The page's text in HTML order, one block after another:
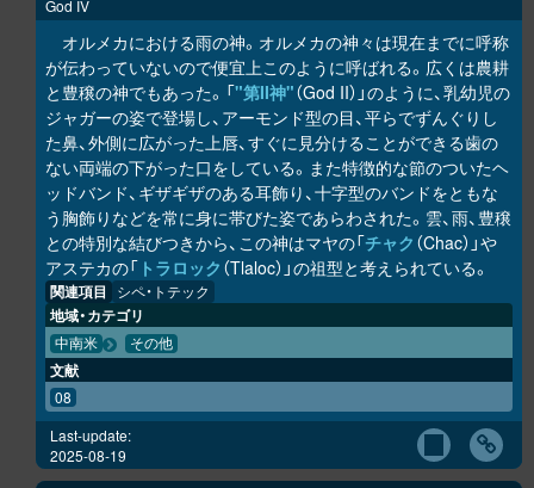
God IV
オルメカにおける雨の神。オルメカの神々は現在までに呼称
が伝わっていないので便宜上このように呼ばれる。広くは農耕
と豊穣の神でもあった。「"第II神"（God II）」のように、乳幼児の
ジャガーの姿で登場し、アーモンド型の目、平らでずんぐりし
た鼻、外側に広がった上唇、すぐに見分けることができる歯の
ない両端の下がった口をしている。また特徴的な節のついたヘ
ッドバンド、ギザギザのある耳飾り、十字型のバンドをともな
う胸飾りなどを常に身に帯びた姿であらわされた。雲、雨、豊穣
との特別な結びつきから、この神はマヤの「チャク （Chac）」や
アステカの「 トラロック （Tlaloc）」の祖型と考えられている。
関連項目 シペ・トテック
地域・カテゴリ
中南米 その他
文献
08
Last-update:
2025-08-19